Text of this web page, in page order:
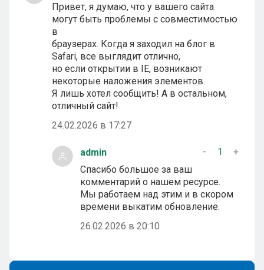
Привет, я думаю, что у вашего сайта
могут быть проблемы с совместимостью
в
браузерах. Когда я заходил на блог в
Safari, все выглядит отлично,
но если открытии в IE, возникают
некоторые наложения элементов.
Я лишь хотел сообщить! А в остальном,
отличный сайт!
24.02.2026 в 17:27
admin - 1
+
Спасибо большое за ваш
комментарий о нашем ресурсе.
Мы работаем над этим и в скором
времени выкатим обновление.
26.02.2026 в 20:10